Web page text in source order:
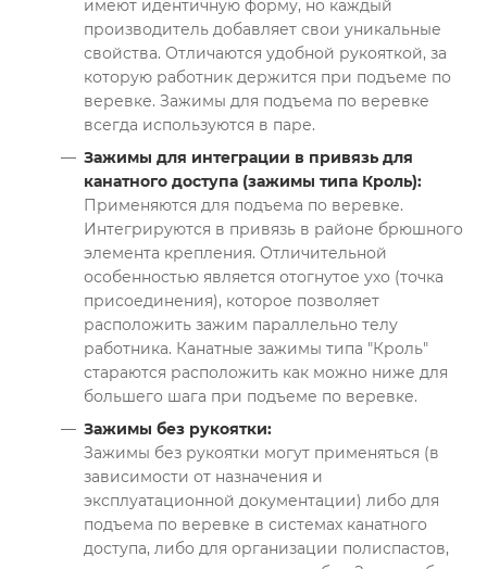
имеют идентичную форму, но каждый
производитель добавляет свои уникальные
свойства. Отличаются удобной рукояткой, за
которую работник держится при подъеме по
веревке. Зажимы для подъема по веревке
всегда используются в паре.
Зажимы для интеграции в привязь для
канатного доступа (зажимы типа Кроль):
Применяются для подъема по веревке.
Интегрируются в привязь в районе брюшного
элемента крепления. Отличительной
особенностью является отогнутое ухо (точка
присоединения), которое позволяет
расположить зажим параллельно телу
работника. Канатные зажимы типа "Кроль"
стараются расположить как можно ниже для
большего шага при подъеме по веревке.
Зажимы без рукоятки:
Зажимы без рукоятки могут применяться (в
зависимости от назначения и
эксплуатационной документации) либо для
подъема по веревке в системах канатного
доступа, либо для организации полиспастов,